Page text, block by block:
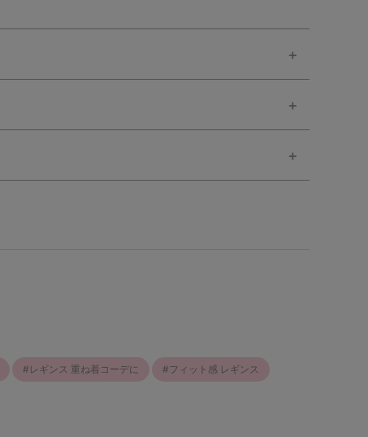
レギンス 重ね着コーデに フィット感 レギンス